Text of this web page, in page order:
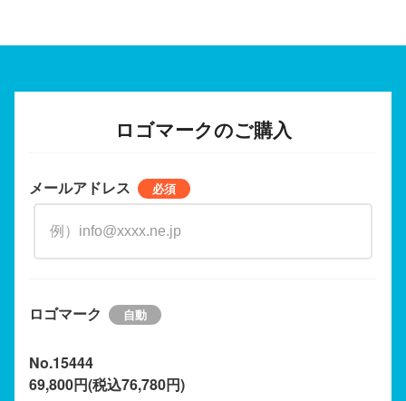
ロゴマークのご購入
メールアドレス
ロゴマーク
No.15444
69,800円(税込76,780円)